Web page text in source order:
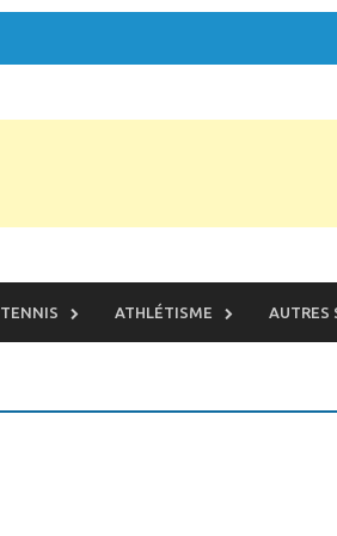
TENNIS ATHLÉTISME AUTRES